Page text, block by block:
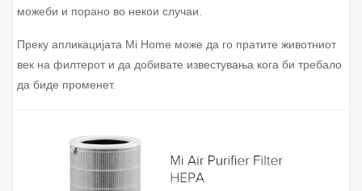
можеби и порано во некои случаи.
Преку апликацијата Mi Home може да го пратите животниот
век на филтерот и да добивате известувања кога би требало
да биде променет.